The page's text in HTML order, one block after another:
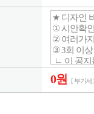
0원 [ 부가세